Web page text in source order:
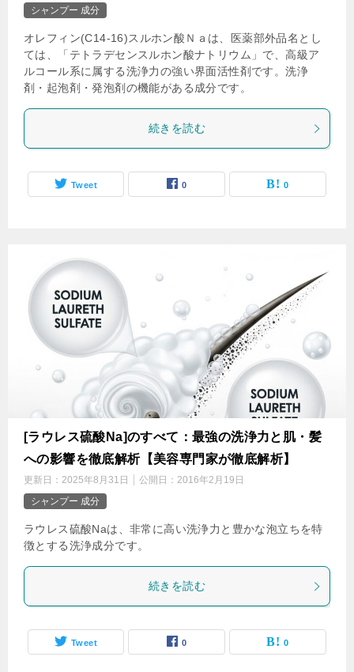
シャンプー 成分
オレフィン(C14-16)スルホン酸Ｎａは、医薬部外品名とし
ては、「テトラデセンスルホン酸ナトリウム」で、高級ア
ルコール系に属する洗浄力の強い界面活性剤です。洗浄
剤・起泡剤・発泡剤の機能がある成分です。
続きを読む
Tweet 0 0
[ラウレス硫酸Na]のすべて：最強の洗浄力と肌・髪
への影響を徹底解析【美容専門家が徹底解析】
更新日： 2025年8月31日 公開日： 2016年2月19日
シャンプー 成分
ラウレス硫酸Naは、非常に高い洗浄力と豊かな泡立ちを特
徴とする洗浄成分です。
続きを読む
Tweet 0 0